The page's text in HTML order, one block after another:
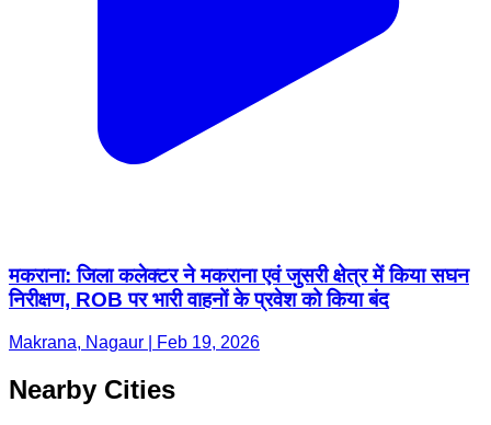
मकराना: जिला कलेक्टर ने मकराना एवं जुसरी क्षेत्र में किया सघन
निरीक्षण, ROB पर भारी वाहनों के प्रवेश को किया बंद
Makrana, Nagaur | Feb 19, 2026
Nearby Cities